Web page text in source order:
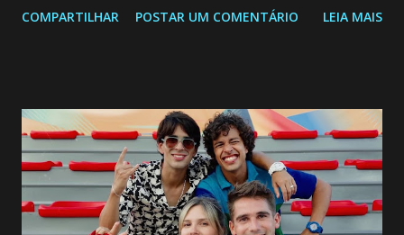
a Programação Semanal do SBT de 08/06/26 a 14/06/26
confessa a Gabriel que ele demonstrou ser o tipo de
pessoa que ela tanto desejou durante toda a vida. Camila
entra no quarto de Gabriel e imagina como seria o
encontro deles, quando conseguir seduzi-lo. Manuel avisa a
Paula sobre a suposta infidelidade de Gabriel com Joana.
COMPARTILHAR POSTAR UM COMENTÁRIO LEIA MAIS